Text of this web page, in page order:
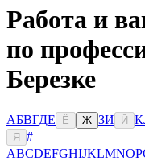
Работа и
по
Березке
АБВГДЕ Ё Ж ЗИ Й К
Я
#
ABCDEFGHIJKLMNOP